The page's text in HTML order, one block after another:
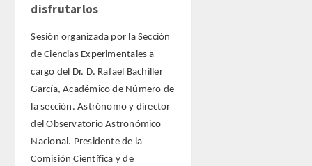
disfrutarlos
Sesión organizada por la Sección
de Ciencias Experimentales a
cargo del Dr. D. Rafael Bachiller
García, Académico de Número de
la sección. Astrónomo y director
del Observatorio Astronómico
Nacional. Presidente de la
Comisión Científica y de